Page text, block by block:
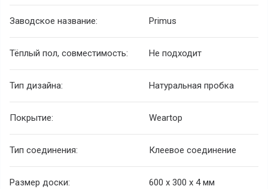
Заводское название: Primus
Тёплый пол, совместимость: Не подходит
Тип дизайна: Натуральная пробка
Покрытие: Weartop
Тип соединения: Клеевое соединение
Размер доски: 600 х 300 х 4 мм